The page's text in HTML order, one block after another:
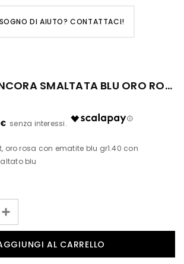
DI AIUTO? CONTATTACI!
BRACCIALE ANCORA SMALTATA BLU ORO ROSA CON EMATITE E DIAMANTI
oro rosa con ematite blu gr1.40 con
blu